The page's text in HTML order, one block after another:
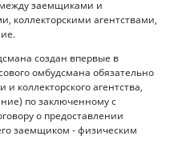
заемщиками и
коллекторскими агентствами,
создан впервые в
омбудсмана обязательно
коллекторского агентства,
по заключенному с
о предоставлении
заемщиком - физическим